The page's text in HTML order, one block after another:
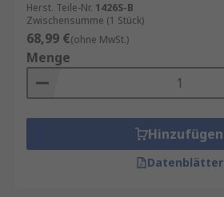
Herst. Teile-Nr. 1426S-B
Zwischensumme (1 Stück)
68,99 €(ohne MwSt.)
Menge
Hinzufügen
Datenblätter